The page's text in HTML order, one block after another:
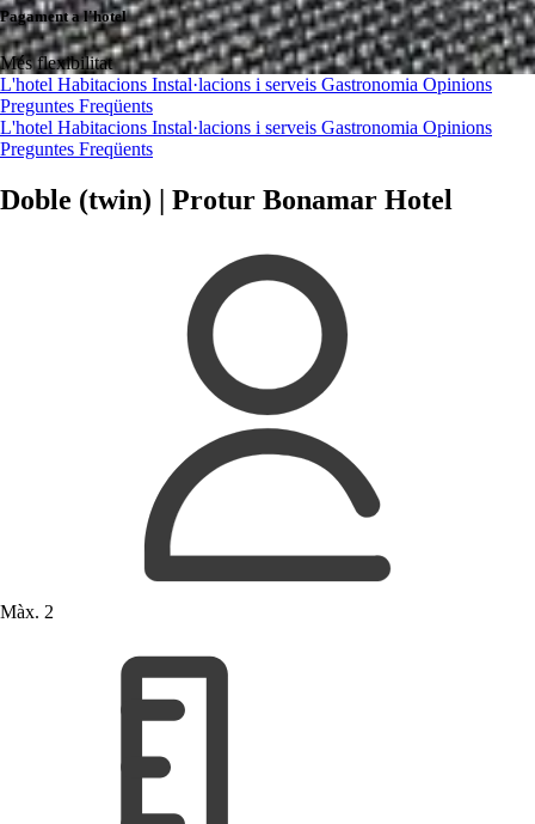
Pagament a l'hotel
Més flexibilitat
L'hotel Habitacions Instal·lacions i serveis Gastronomia Opinions
Preguntes Freqüents
L'hotel Habitacions Instal·lacions i serveis Gastronomia Opinions
Preguntes Freqüents
Doble (twin) | Protur Bonamar Hotel
Màx. 2